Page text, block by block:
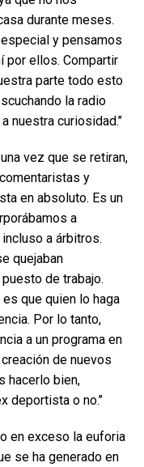
durante meses.
y pensamos
por ellos. Compartir
parte todo esto
la radio
nuestra curiosidad.’’
vez que se retiran,
y
en absoluto. Es un
a
a árbitros.
quejaban
de trabajo.
que quien lo haga
Por lo tanto,
a un programa en
de nuevos
hacerlo bien,
o no.’’
en exceso la euforia
se ha generado en